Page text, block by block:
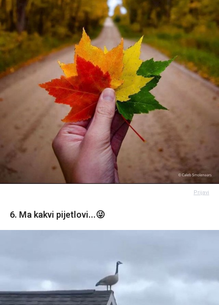
Prijavi
6. Ma kakvi pijetlovi...😜